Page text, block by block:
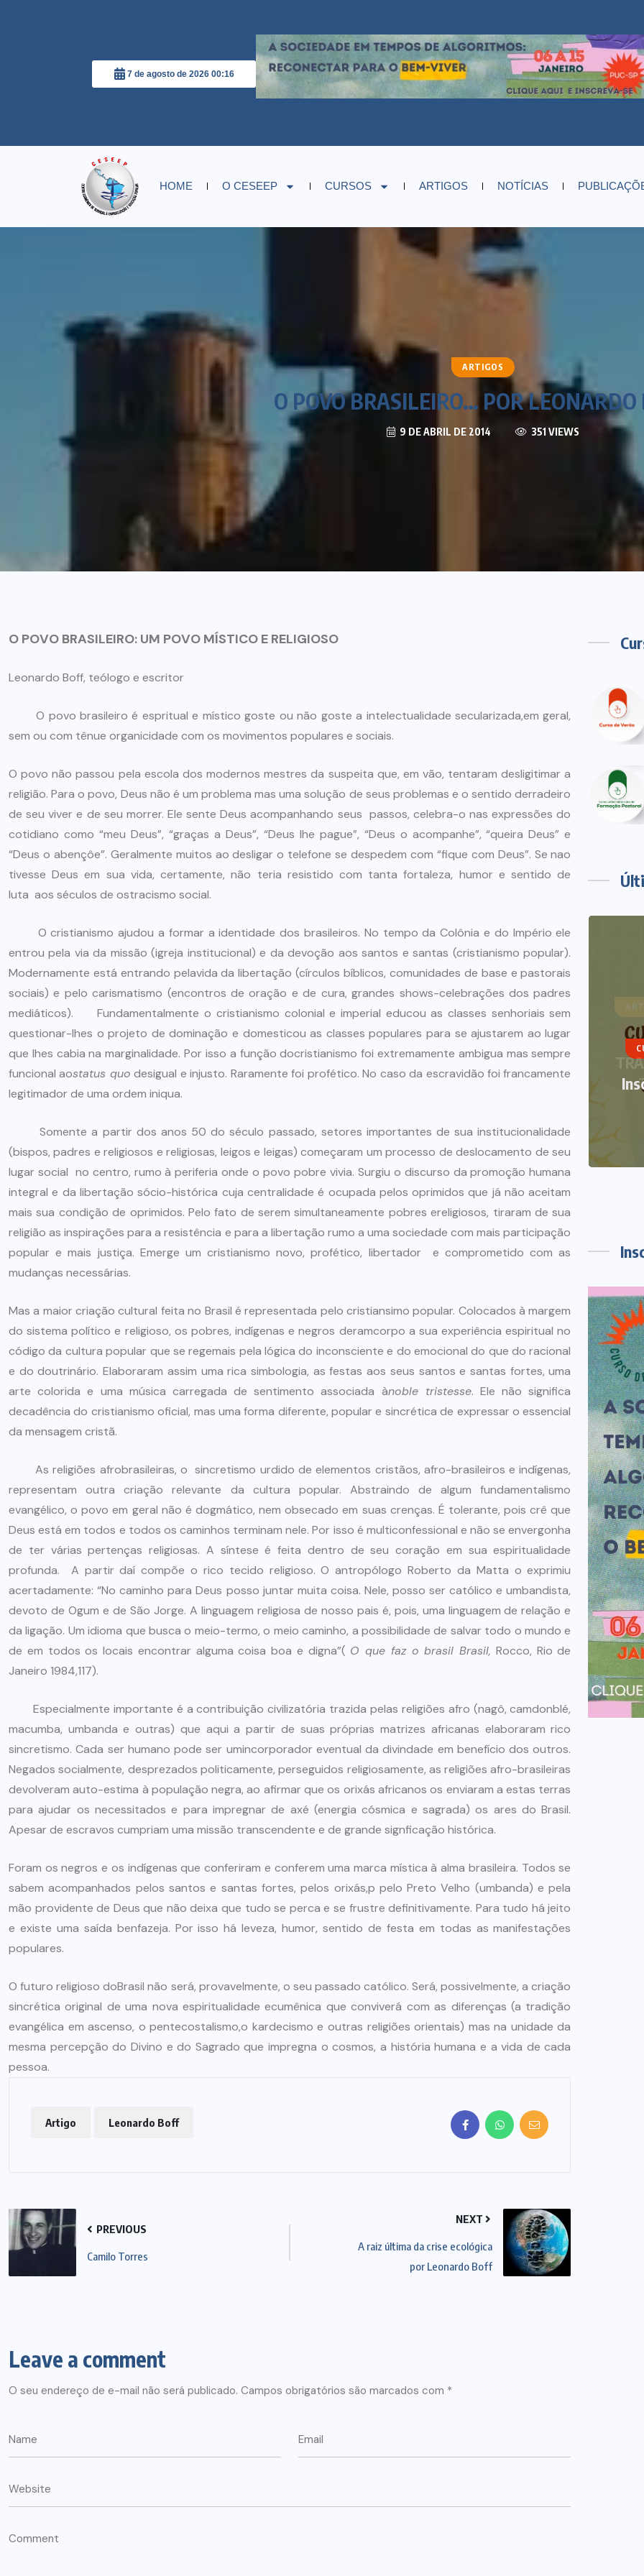
7 de agosto de 2026 00:16
HOME O CESEEP CURSOS ARTIGOS NOTÍCIAS
ARTIGOS
O POVO BRASILEIRO… POR LEONARDO
9 DE ABRIL DE 2014 351 VIEWS
O POVO BRASILEIRO: UM POVO MÍSTICO E RELIGIOSO
Leonardo Boff, teólogo e escritor
O povo brasileiro é espritual e místico goste ou não goste a intelectualidade secularizada,em geral,
sem ou com tênue organicidade com os movimentos populares e sociais.
O povo não passou pela escola dos modernos mestres da suspeita que, em vão, tentaram desligitimar a
religião. Para o povo, Deus não é um problema mas uma solução de seus problemas e o sentido derradeiro
de seu viver e de seu morrer. Ele sente Deus acompanhando seus passos, celebra-o nas expressões do
cotidiano como “meu Deus”, “graças a Deus”, “Deus lhe pague”, “Deus o acompanhe”, “queira Deus” e
“Deus o abençôe”. Geralmente muitos ao desligar o telefone se despedem com “fique com Deus”. Se nao
tivesse Deus em sua vida, certamente, não teria resistido com tanta fortaleza, humor e sentido de
luta aos séculos de ostracismo social.
O cristianismo ajudou a formar a identidade dos brasileiros. No tempo da Colônia e do Império ele
entrou pela via da missão (igreja institucional) e da devoção aos santos e santas (cristianismo popular).
Modernamente está entrando pelavida da libertação (círculos bíblicos, comunidades de base e pastorais
sociais) e pelo carismatismo (encontros de oração e de cura, grandes shows-celebrações dos padres
mediáticos). Fundamentalmente o cristianismo colonial e imperial educou as classes senhoriais sem
questionar-lhes o projeto de dominação e domesticou as classes populares para se ajustarem ao lugar
que lhes cabia na marginalidade. Por isso a função docristianismo foi extremamente ambigua mas sempre
funcional aostatus quo desigual e injusto. Raramente foi profético. No caso da escravidão foi francamente
legitimador de uma ordem iniqua.
Somente a partir dos anos 50 do século passado, setores importantes de sua institucionalidade
(bispos, padres e religiosos e religiosas, leigos e leigas) começaram um processo de deslocamento de seu
lugar social no centro, rumo à periferia onde o povo pobre vivia. Surgiu o discurso da promoção humana
integral e da libertação sócio-histórica cuja centralidade é ocupada pelos oprimidos que já não aceitam
mais sua condição de oprimidos. Pelo fato de serem simultaneamente pobres ereligiosos, tiraram de sua
religião as inspirações para a resistência e para a libertação rumo a uma sociedade com mais participação
popular e mais justiça. Emerge um cristianismo novo, profético, libertador e comprometido com as
mudanças necessárias.
Mas a maior criação cultural feita no Brasil é representada pelo cristiansimo popular. Colocados à margem
do sistema político e religioso, os pobres, indígenas e negros deramcorpo a sua experiência espiritual no
código da cultura popular que se regemais pela lógica do inconsciente e do emocional do que do racional
e do doutrinário. Elaboraram assim uma rica simbologia, as festas aos seus santos e santas fortes, uma
arte colorida e uma música carregada de sentimento associada ànoble tristesse. Ele não significa
decadência do cristianismo oficial, mas uma forma diferente, popular e sincrética de expressar o essencial
da mensagem cristã.
As religiões afrobrasileiras, o sincretismo urdido de elementos cristãos, afro-brasileiros e indígenas,
representam outra criação relevante da cultura popular. Abstraindo de algum fundamentalismo
evangélico, o povo em geral não é dogmático, nem obsecado em suas crenças. É tolerante, pois crê que
Deus está em todos e todos os caminhos terminam nele. Por isso é multiconfessional e não se envergonha
de ter várias pertenças religiosas. A síntese é feita dentro de seu coração em sua espiritualidade
profunda. A partir daí compõe o rico tecido religioso. O antropólogo Roberto da Matta o exprimiu
acertadamente: “No caminho para Deus posso juntar muita coisa. Nele, posso ser católico e umbandista,
devoto de Ogum e de São Jorge. A linguagem religiosa de nosso pais é, pois, uma linguagem de relação e
da ligação. Um idioma que busca o meio-termo, o meio caminho, a possibilidade de salvar todo o mundo e
de em todos os locais encontrar alguma coisa boa e digna”( O que faz o brasil Brasil, Rocco, Rio de
Janeiro 1984,117).
Especialmente importante é a contribuição civilizatória trazida pelas religiões afro (nagô, camdonblé,
macumba, umbanda e outras) que aqui a partir de suas próprias matrizes africanas elaboraram rico
sincretismo. Cada ser humano pode ser umincorporador eventual da divindade em benefício dos outros.
Negados socialmente, desprezados politicamente, perseguidos religiosamente, as religiões afro-brasileiras
devolveram auto-estima à população negra, ao afirmar que os orixás africanos os enviaram a estas terras
para ajudar os necessitados e para impregnar de axé (energia cósmica e sagrada) os ares do Brasil.
Apesar de escravos cumpriam uma missão transcendente e de grande signficação histórica.
Foram os negros e os indígenas que conferiram e conferem uma marca mística à alma brasileira. Todos se
sabem acompanhados pelos santos e santas fortes, pelos orixás,p pelo Preto Velho (umbanda) e pela
mão providente de Deus que não deixa que tudo se perca e se frustre definitivamente. Para tudo há jeito
e existe uma saída benfazeja. Por isso há leveza, humor, sentido de festa em todas as manifestações
populares.
O futuro religioso doBrasil não será, provavelmente, o seu passado católico. Será, possivelmente, a criação
sincrética original de uma nova espiritualidade ecumênica que conviverá com as diferenças (a tradição
evangélica em ascenso, o pentecostalismo,o kardecismo e outras religiões orientais) mas na unidade da
mesma percepção do Divino e do Sagrado que impregna o cosmos, a história humana e a vida de cada
pessoa.
Artigo Leonardo Boff
PREVIOUS
Camilo Torres
NEXT
A raiz última da crise ecológica
por Leonardo Boff
Leave a comment
O seu endereço de e-mail não será publicado. Campos obrigatórios são marcados com *
ARTIGOS CESEEP
CURSO DE ECUMENISMO
O ECUMENISMO
TRANSFORMADOR NASCE
DENTRO DE NÓS – PRISCILLA
DOS REIS RIBEIRO
29 DE JULHO DE 2026
CURSOS DE VERÃO NOTÍCIAS
Inscrições abertas Curso de
12 DE DEZEMBRO DE 2020